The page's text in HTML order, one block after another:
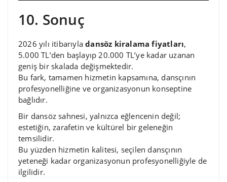
10. Sonuç
2026 yılı itibarıyladansöz kiralama fiyatları,
5.000 TL’den başlayıp 20.000 TL’ye kadar uzanan
geniş bir skalada değişmektedir.
Bu fark, tamamen hizmetin kapsamına, dansçının
profesyonelliğine ve organizasyonun konseptine
bağlıdır.
Bir dansöz sahnesi, yalnızca eğlencenin değil;
estetiğin, zarafetin ve kültürel bir geleneğin
temsilidir.
Bu yüzden hizmetin kalitesi, seçilen dansçının
yeteneği kadar organizasyonun profesyonelliğiyle de
ilgilidir.